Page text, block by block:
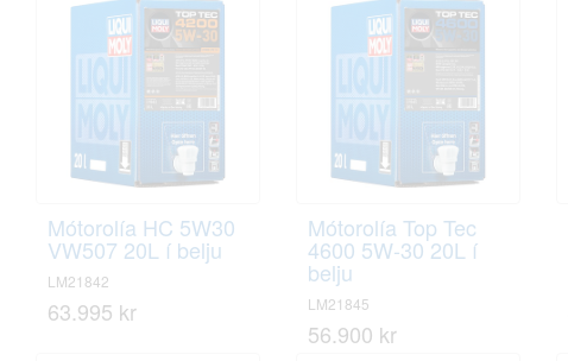
Mótorolía HC 5W30
VW507 20L í belju
LM21842
63.995 kr
Mótorolía Top Tec
4600 5W-30 20L í
belju
LM21845
56.900 kr